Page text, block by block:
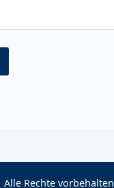
Alle Rechte vorbehalten